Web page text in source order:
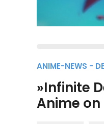
ANIME-NEWS -
»Infinite
Anime